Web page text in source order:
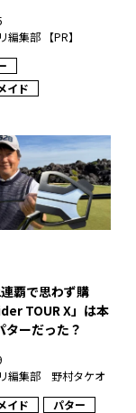
編集部 【PR】
イド
覇で思わず購
TOUR X」は本
ターだった？
編集部 野村タケオ
イド
パター